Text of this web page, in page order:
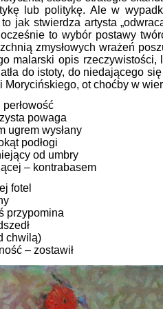
lub politykę. Ale w
jak stwierdza artysta
to wybór postawy
zmysłowych wrażeń
malarski opis rzeczywistości,
do istoty, do niedającego
Morycińskiego, ot choćby w
perłowość
powaga
ugrem wysłany
podłogi
od umbry
– kontrabasem
fotel
przypomina
chwilą)
– zostawił